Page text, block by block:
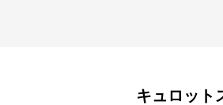
キュロット